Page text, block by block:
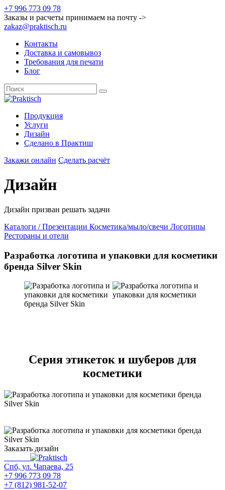
+7 996 773 09 78
Заказы и расчеты принимаем на почту ->
zakaz@praktisch.ru
Контакты
Доставка и самовывоз
Требования для печати
Блог
Продукция
Услуги
Дизайн
Cделано в Практиш
Закажи онлайн Сделать расчёт
Дизайн
Дизайн призван решать задачи
Каталоги / Презентации Косметика/мыло/свечи Логотипы
Рестораны и отели
Разработка логотипа и упаковки для косметики
бренда Silver Skin
Серия этикеток и шуберов для
косметики
Заказать дизайн
Спб, ул. Чапаева, 25
+7 996 773 09 78
+7 (812) 981-52-07